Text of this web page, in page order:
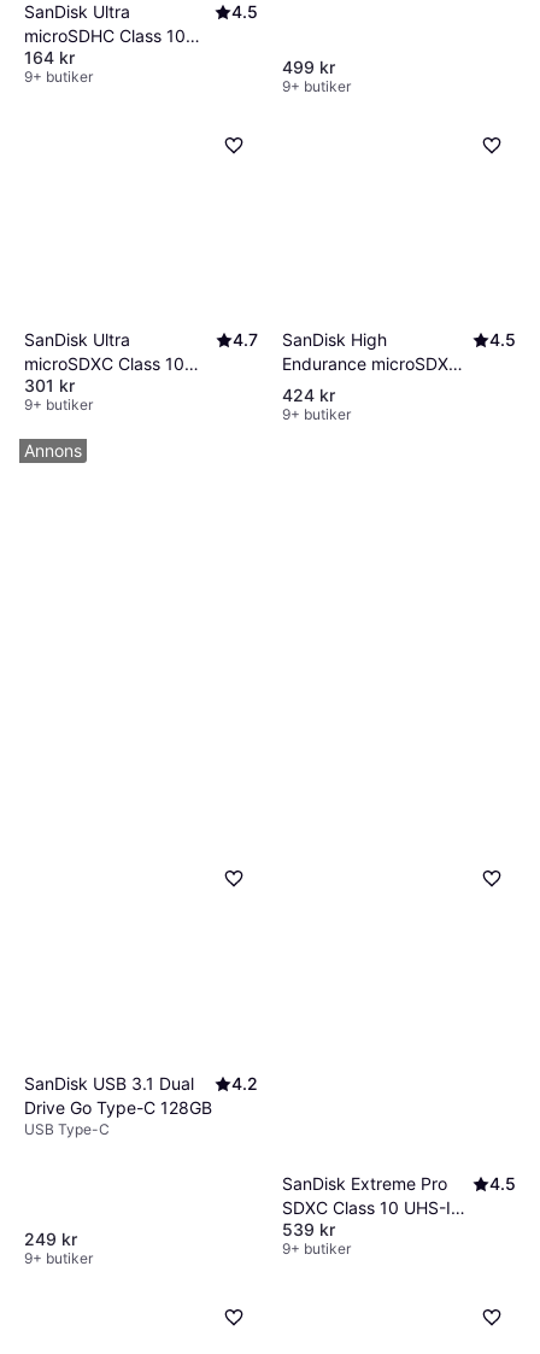
SanDisk Ultra
microSDHC Class 10
UHS-I U1 A1 120MB/s
32GB +SD adapter
4.5
164 kr
9+ butiker 499 kr
9+ butiker
SanDisk Ultra
microSDXC Class 10
UHS-I U1 A1 100MB/s
128GB
4.7
301 kr
9+ butiker
SanDisk High
Endurance microSDXC
Class 10 UHS-I U3 V30
128GB +Adapter
4.5
424 kr
9+ butiker
SanDisk USB 3.1 Dual
Drive Go Type-C 128GB
4.2
USB Type-C
249 kr
9+ butiker
SanDisk Extreme Pro
SDXC Class 10 UHS-I
U3 V30 200/90MB/s
128GB
4.5
539 kr
9+ butiker
Annons